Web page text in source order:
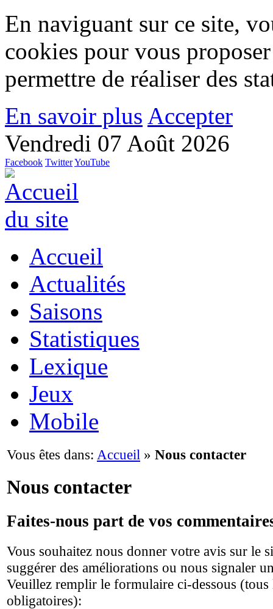
En naviguant sur ce site,
cookies pour vous
permettre de réaliser des
En savoir plus Accepter
Vendredi 07 Août 2026
Facebook TwitterYouTube
Accueil
Actualités
Saisons
Statistiques
Lexique
Jeux
Mobile
Vous êtes dans: Accueil » Nous contacter
Nous contacter
Faites-nous part de vos
Vous souhaitez nous donner votre avis sur le
suggérer des améliorations ou nous signaler
Veuillez remplir le formulaire ci-dessous (tous
obligatoires):